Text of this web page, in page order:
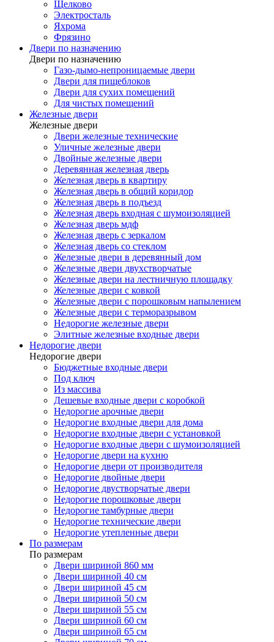
Щелково
Электросталь
Яхрома
Фрязино
Двери по назначению
Двери по назначению
Газо-дымо-непроницаемые двери
Двери для пищеблоков
Двери для сухих помещений
Для чистых помещений
Железные двери
Железные двери
Двери железные технические
Уличные железные двери
Двойные железные двери
Деревянная железная дверь
Железная дверь в квартиру
Железная дверь в общий коридор
Железная дверь в подъезд
Железная дверь входная с шумоизоляцией
Железная дверь мдф
Железная дверь с зеркалом
Железная дверь со стеклом
Железные двери в деревянный дом
Железные двери двухстворчатые
Железные двери на лестничную площадку
Железные двери с ковкой
Железные двери с порошковым напылением
Железные двери с терморазрывом
Недорогие железные двери
Элитные железные входные двери
Недорогие двери
Недорогие двери
Бюджетные входные двери
Под ключ
Из массива
Дешевые входные двери с коробкой
Недорогие арочные двери
Недорогие входные двери для дома
Недорогие входные двери с установкой
Недорогие входные двери с шумоизоляцией
Недорогие двери на кухню
Недорогие двери от производителя
Недорогие двойные двери
Недорогие двустворчатые двери
Недорогие порошковые двери
Недорогие тамбурные двери
Недорогие технические двери
Недорогие утепленные двери
По размерам
По размерам
Двери шириной 860 мм
Двери шириной 40 см
Двери шириной 45 см
Двери шириной 50 см
Двери шириной 55 см
Двери шириной 60 см
Двери шириной 65 см